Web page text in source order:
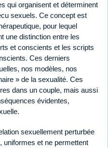
qui organisent et déterminent
sexuels. Ce concept est
pour lequel
une distinction entre les
et conscients et les scripts
Ces derniers
nos modèles, nos
» de la sexualité. Ces
dans un couple, mais aussi
évidentes,
sexuellement perturbée
uniformes et ne permettent